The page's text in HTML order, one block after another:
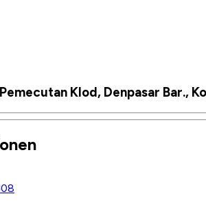
Klod, Denpasar Bar.,